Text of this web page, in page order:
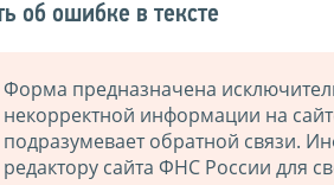
об ошибке в тексте
Форма предназначена
некорректной информации на
подразумевает обратной связи.
редактору сайта ФНС России для